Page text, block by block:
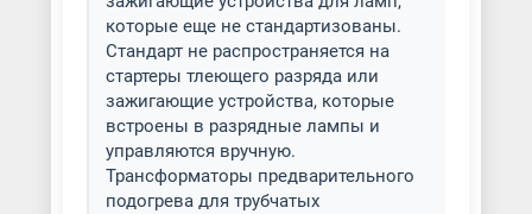
которые еще не стандартизованы.
Стандарт не распространяется на
стартеры тлеющего разряда или
зажигающие устройства, которые
встроены в разрядные лампы и
управляются вручную.
Трансформаторы предварительного
подогрева для трубчатых